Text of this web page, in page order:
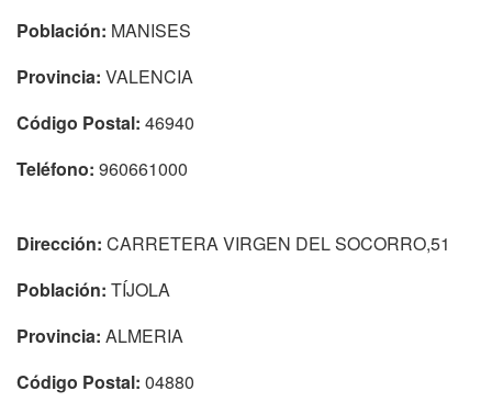
Población: MANISES
Provincia: VALENCIA
Código Postal: 46940
Teléfono: 960661000
Dirección: CARRETERA VIRGEN DEL SOCORRO,51
Población: TÍJOLA
Provincia: ALMERIA
Código Postal: 04880